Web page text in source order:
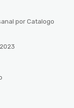
por Catalogo